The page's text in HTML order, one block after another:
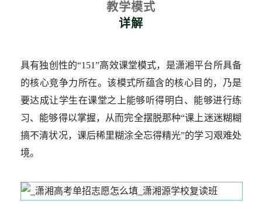
教学模式
详解
具有独创性的“151”高效课堂模式，是潇湘平台所具备
的核心竞争力所在。该模式所蕴含的核心目的，乃是
要达成让学生在课堂之上能够听得明白、能够进行练
习、能够得以掌握，从而完全摆脱那种“课上迷迷糊糊
搞不清状况，课后稀里糊涂全忘得精光”的学习艰难处
境。